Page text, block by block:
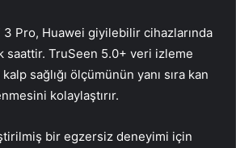
3 Pro, Huawei giyilebilir cihazlarında
saattir. TruSeen 5.0+ veri izleme
sağlığı ölçümünün yanı sıra kan
kolaylaştırır.
bir egzersiz deneyimi için